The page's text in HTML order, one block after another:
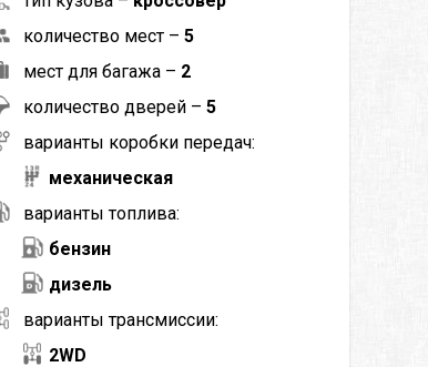
количество мест – 5
мест для багажа – 2
количество дверей – 5
варианты коробки передач:
механическая
варианты топлива:
бензин
дизель
варианты трансмиссии:
2WD